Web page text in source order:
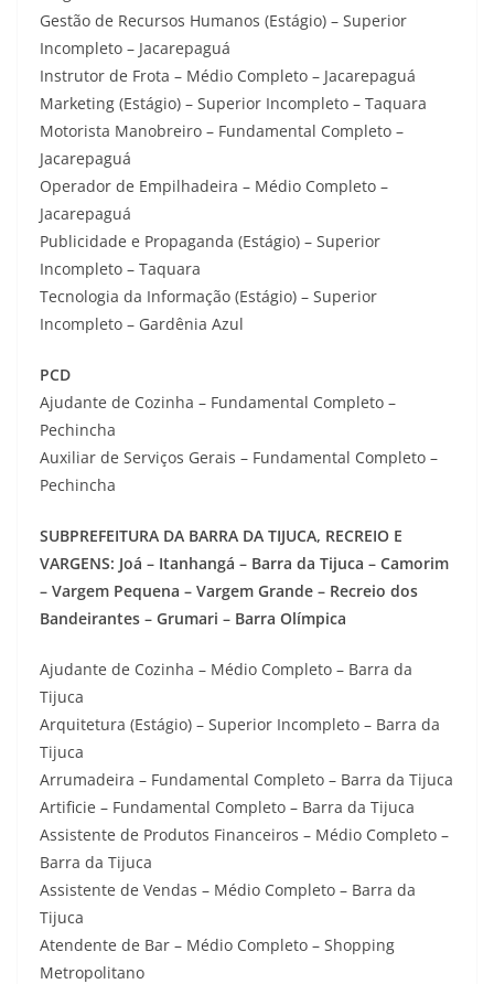
Gestão de Recursos Humanos (Estágio) – Superior
Incompleto – Jacarepaguá
Instrutor de Frota – Médio Completo – Jacarepaguá
Marketing (Estágio) – Superior Incompleto – Taquara
Motorista Manobreiro – Fundamental Completo –
Jacarepaguá
Operador de Empilhadeira – Médio Completo –
Jacarepaguá
Publicidade e Propaganda (Estágio) – Superior
Incompleto – Taquara
Tecnologia da Informação (Estágio) – Superior
Incompleto – Gardênia Azul
PCD
Ajudante de Cozinha – Fundamental Completo –
Pechincha
Auxiliar de Serviços Gerais – Fundamental Completo –
Pechincha
SUBPREFEITURA DA BARRA DA TIJUCA, RECREIO E
VARGENS: Joá – Itanhangá – Barra da Tijuca – Camorim
– Vargem Pequena – Vargem Grande – Recreio dos
Bandeirantes – Grumari – Barra Olímpica
Ajudante de Cozinha – Médio Completo – Barra da
Tijuca
Arquitetura (Estágio) – Superior Incompleto – Barra da
Tijuca
Arrumadeira – Fundamental Completo – Barra da Tijuca
Artificie – Fundamental Completo – Barra da Tijuca
Assistente de Produtos Financeiros – Médio Completo –
Barra da Tijuca
Assistente de Vendas – Médio Completo – Barra da
Tijuca
Atendente de Bar – Médio Completo – Shopping
Metropolitano